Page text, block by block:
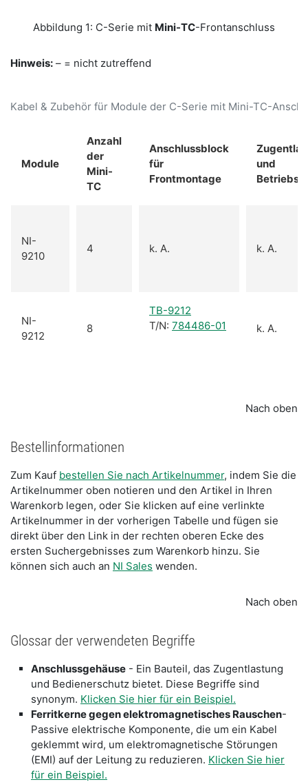
Abbildung 1: C-Serie mit Mini-TC-Frontanschluss
Hinweis: – = nicht zutreffend
Kabel & Zubehör für Module der C-Serie mit Mini-TC-
Module
Anzahl
der
Mini-
TC
Anschlussblock
für
Frontmontage
und
NI-
9210
4 k. A. k. A.
NI-
9212
8
TB-9212
T/N: 784486-01 k. A.
Nach oben
Bestellinformationen
Zum Kauf bestellen Sie nach Artikelnummer, indem Sie die
Artikelnummer oben notieren und den Artikel in Ihren
Warenkorb legen, oder Sie klicken auf eine verlinkte
Artikelnummer in der vorherigen Tabelle und fügen sie
direkt über den Link in der rechten oberen Ecke des
ersten Suchergebnisses zum Warenkorb hinzu. Sie
können sich auch an NI Sales wenden.
Nach oben
Glossar der verwendeten Begriffe
Anschlussgehäuse - Ein Bauteil, das Zugentlastung
und Bedienerschutz bietet. Diese Begriffe sind
synonym. Klicken Sie hier für ein Beispiel.
Ferritkerne gegen elektromagnetisches Rauschen-
Passive elektrische Komponente, die um ein Kabel
geklemmt wird, um elektromagnetische Störungen
(EMI) auf der Leitung zu reduzieren. Klicken Sie hier
für ein Beispiel.